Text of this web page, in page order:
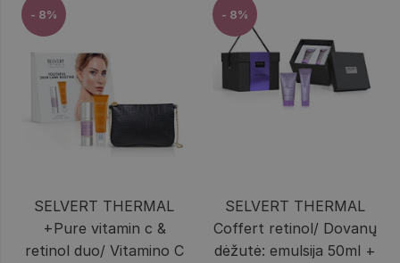
SELVERT THERMAL
+Pure vitamin c &
retinol duo/ Vitamino C
- 8%
SELVERT THERMAL
Coffert retinol/ Dovanų
dėžutė: emulsija 50ml +
- 8%